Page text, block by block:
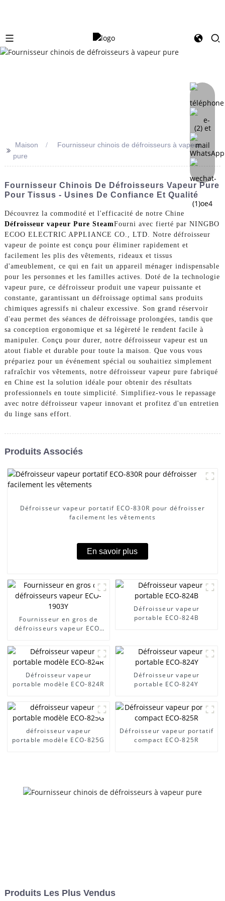
>> Maison
Fournisseur chinois de défroisseurs à vapeur
pure
Fournisseur Chinois De Défroisseurs Vapeur Pure
Pour Tissus - Usines De Confiance Et Qualité
Découvrez la commodité et l'efficacité de notre Chine
Défroisseur vapeur Pure SteamFourni avec fierté par NINGBO
ECOO ELECTRIC APPLIANCE CO., LTD. Notre défroisseur
vapeur de pointe est conçu pour éliminer rapidement et
facilement les plis des vêtements, rideaux et tissus
d'ameublement, ce qui en fait un appareil ménager indispensable
pour les personnes et les familles actives. Doté de la technologie
vapeur pure, ce défroisseur produit une vapeur puissante et
constante, garantissant un défroissage optimal sans produits
chimiques agressifs ni chaleur excessive. Son grand réservoir
d'eau permet des séances de défroissage prolongées, tandis que
sa conception ergonomique et sa légèreté le rendent facile à
manipuler. Conçu pour durer, notre défroisseur vapeur est un
atout fiable et durable pour toute la maison. Que vous vous
prépariez pour un événement spécial ou souhaitiez simplement
rafraîchir vos vêtements, notre défroisseur vapeur pure fabriqué
en Chine est la solution idéale pour obtenir des résultats
professionnels en toute simplicité. Simplifiez-vous le repassage
avec notre défroisseur vapeur innovant et profitez d'un entretien
du linge sans effort.
Produits Associés
Défroisseur vapeur portatif ECO-830R pour défroisser
facilement les vêtements
En savoir plus
Fournisseur en gros de
défroisseurs vapeur ECO-
Défroisseur vapeur
portable ECO-824B
Défroisseur vapeur
portable modèle ECO-824R
Défroisseur vapeur
portable ECO-824Y
défroisseur vapeur
portable modèle ECO-825G
Défroisseur vapeur portatif
compact ECO-825R
Produits Les Plus Vendus